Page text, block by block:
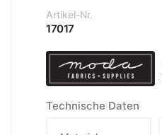
Artikel-Nr.
17017
Technische Daten